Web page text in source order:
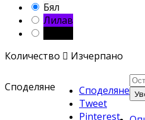
Бял
Лилав
Количество  Изчерпано
Споделяне
Споделяне
Tweet
Pinterest